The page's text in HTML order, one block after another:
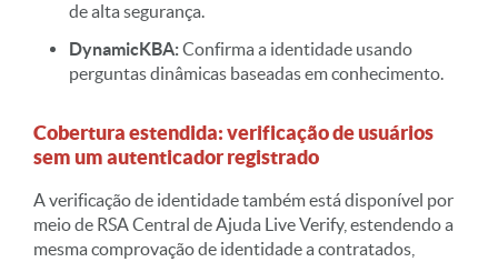
de alta segurança.
DynamicKBA:Confirma a identidade usando
perguntas dinâmicas baseadas em conhecimento.
Cobertura estendida: verificação de usuários
sem um autenticador registrado
A verificação de identidade também está disponível por
meio de RSACentral de Ajuda Live Verify, estendendo a
mesma comprovação de identidade a contratados,